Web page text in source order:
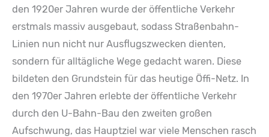
den 1920er Jahren wurde der öffentliche Verkehr
erstmals massiv ausgebaut, sodass Straßenbahn-
Linien nun nicht nur Ausflugszwecken dienten,
sondern für alltägliche Wege gedacht waren. Diese
bildeten den Grundstein für das heutige Öffi-Netz. In
den 1970er Jahren erlebte der öffentliche Verkehr
durch den U-Bahn-Bau den zweiten großen
Aufschwung, das Hauptziel war viele Menschen rasch